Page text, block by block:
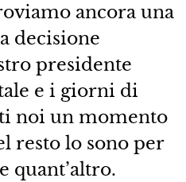
ancora una
decisione
presidente
e i giorni di
noi un momento
resto lo sono per
quant’altro.